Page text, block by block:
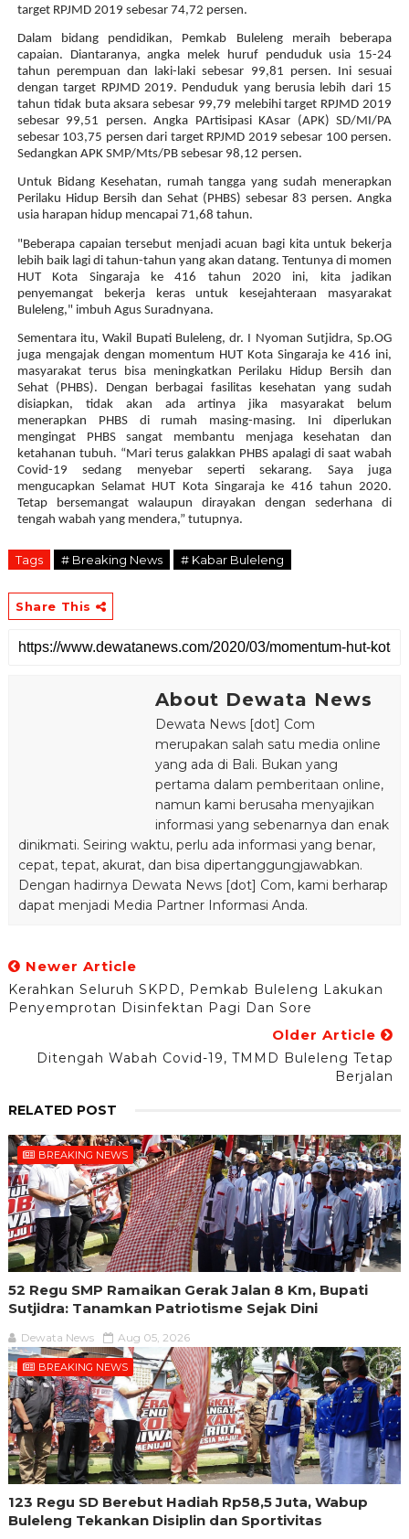
target RPJMD 2019 sebesar 74,72 persen.
Dalam bidang pendidikan, Pemkab Buleleng meraih beberapa
capaian. Diantaranya, angka melek huruf penduduk usia 15-24
tahun perempuan dan laki-laki sebesar 99,81 persen. Ini sesuai
dengan target RPJMD 2019. Penduduk yang berusia lebih dari 15
tahun tidak buta aksara sebesar 99,79 melebihi target RPJMD 2019
sebesar 99,51 persen. Angka PArtisipasi KAsar (APK) SD/MI/PA
sebesar 103,75 persen dari target RPJMD 2019 sebesar 100 persen.
Sedangkan APK SMP/Mts/PB sebesar 98,12 persen.
Untuk Bidang Kesehatan, rumah tangga yang sudah menerapkan
Perilaku Hidup Bersih dan Sehat (PHBS) sebesar 83 persen. Angka
usia harapan hidup mencapai 71,68 tahun.
"Beberapa capaian tersebut menjadi acuan bagi kita untuk bekerja
lebih baik lagi di tahun-tahun yang akan datang. Tentunya di momen
HUT Kota Singaraja ke 416 tahun 2020 ini, kita jadikan
penyemangat bekerja keras untuk kesejahteraan masyarakat
Buleleng," imbuh Agus Suradnyana.
Sementara itu, Wakil Bupati Buleleng, dr. I Nyoman Sutjidra, Sp.OG
juga mengajak dengan momentum HUT Kota Singaraja ke 416 ini,
masyarakat terus bisa meningkatkan Perilaku Hidup Bersih dan
Sehat (PHBS). Dengan berbagai fasilitas kesehatan yang sudah
disiapkan, tidak akan ada artinya jika masyarakat belum
menerapkan PHBS di rumah masing-masing. Ini diperlukan
mengingat PHBS sangat membantu menjaga kesehatan dan
ketahanan tubuh. “Mari terus galakkan PHBS apalagi di saat wabah
Covid-19 sedang menyebar seperti sekarang. Saya juga
mengucapkan Selamat HUT Kota Singaraja ke 416 tahun 2020.
Tetap bersemangat walaupun dirayakan dengan sederhana di
tengah wabah yang mendera,” tutupnya.
Tags # Breaking News # Kabar Buleleng
Share This
About Dewata News
Dewata News [dot] Com
merupakan salah satu media online
yang ada di Bali. Bukan yang
pertama dalam pemberitaan online,
namun kami berusaha menyajikan
informasi yang sebenarnya dan enak
dinikmati. Seiring waktu, perlu ada informasi yang benar,
cepat, tepat, akurat, dan bisa dipertanggungjawabkan.
Dengan hadirnya Dewata News [dot] Com, kami berharap
dapat menjadi Media Partner Informasi Anda.
Newer Article
Kerahkan Seluruh SKPD, Pemkab Buleleng Lakukan
Penyemprotan Disinfektan Pagi Dan Sore
Older Article
Ditengah Wabah Covid-19, TMMD Buleleng Tetap
Berjalan
RELATED POST
BREAKING NEWS
52 Regu SMP Ramaikan Gerak Jalan 8 Km, Bupati
Sutjidra: Tanamkan Patriotisme Sejak Dini
Dewata News Aug 05, 2026
BREAKING NEWS
123 Regu SD Berebut Hadiah Rp58,5 Juta, Wabup
Buleleng Tekankan Disiplin dan Sportivitas